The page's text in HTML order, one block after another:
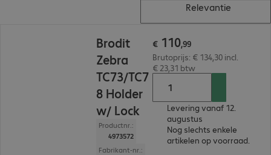
Relevantie
Brodit
Zebra
TC73/TC7
8 Holder
w/ Lock
Productnr.:
4973572
Fabrikant-nr.:
€ 110,99
Brutoprijs: € 134,30 incl.
€ 23,31 btw
Levering vanaf 12.
augustus
Nog slechts enkele
artikelen op voorraad.